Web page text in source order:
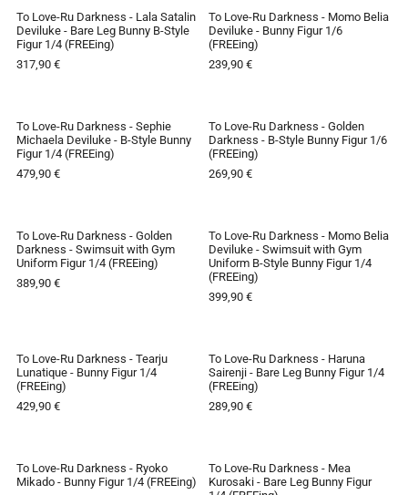
VORBESTELLUNG
To Love-Ru Darkness - Lala Satalin
Deviluke - Bare Leg Bunny B-Style
Figur 1/4 (FREEing)
317,90 €
AUSVERKAUFT
To Love-Ru Darkness - Momo Belia
Deviluke - Bunny Figur 1/6
(FREEing)
239,90 €
AUSVERKAUFT
To Love-Ru Darkness - Sephie
Michaela Deviluke - B-Style Bunny
Figur 1/4 (FREEing)
479,90 €
AUSVERKAUFT
To Love-Ru Darkness - Golden
Darkness - B-Style Bunny Figur 1/6
(FREEing)
269,90 €
AUSVERKAUFT
To Love-Ru Darkness - Golden
Darkness - Swimsuit with Gym
Uniform Figur 1/4 (FREEing)
389,90 €
AUSVERKAUFT
To Love-Ru Darkness - Momo Belia
Deviluke - Swimsuit with Gym
Uniform B-Style Bunny Figur 1/4
(FREEing)
399,90 €
AUSVERKAUFT
To Love-Ru Darkness - Tearju
Lunatique - Bunny Figur 1/4
(FREEing)
429,90 €
AUSVERKAUFT
To Love-Ru Darkness - Haruna
Sairenji - Bare Leg Bunny Figur 1/4
(FREEing)
289,90 €
AUSVERKAUFT
To Love-Ru Darkness - Ryoko
Mikado - Bunny Figur 1/4 (FREEing)
AUSVERKAUFT
To Love-Ru Darkness - Mea
Kurosaki - Bare Leg Bunny Figur